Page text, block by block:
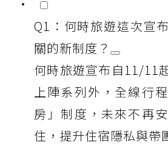
Q1：何時旅遊這次宣
關的新制度？
何時旅遊宣布自11/11
上陣系列外，全線行
房」制度，未來不再
住，提升住宿隱私與帶